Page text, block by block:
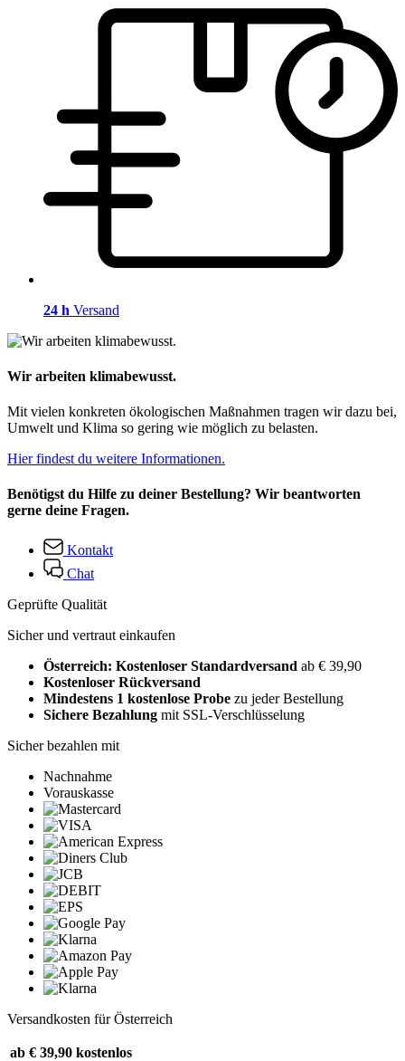
24 h Versand
Wir arbeiten klimabewusst.
Mit vielen konkreten ökologischen Maßnahmen tragen wir dazu bei,
Umwelt und Klima so gering wie möglich zu belasten.
Hier findest du weitere Informationen.
Benötigst du Hilfe zu deiner Bestellung? Wir beantworten
gerne deine Fragen.
Kontakt
Chat
Geprüfte Qualität
Sicher und vertraut einkaufen
Österreich: Kostenloser Standardversand ab € 39,90
Kostenloser Rückversand
Mindestens 1 kostenlose Probe zu jeder Bestellung
Sichere Bezahlung mit SSL-Verschlüsselung
Sicher bezahlen mit
Nachnahme
Vorauskasse
Versandkosten für Österreich
ab € 39,90 kostenlos